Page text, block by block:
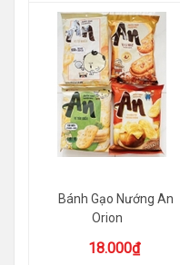
Bánh Gạo Nướng An
Orion
18.000₫